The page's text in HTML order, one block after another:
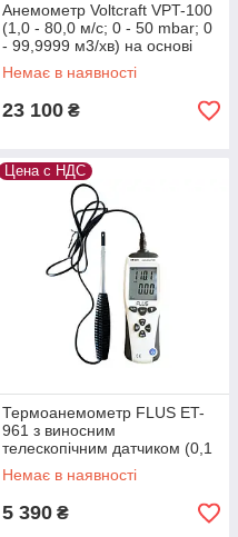
Анемометр Voltcraft VPT-100
(1,0 - 80,0 м/с; 0 - 50 mbar; 0
- 99,9999 м3/хв) на основі
трубки Піто. Німеччина
Немає в наявності
23 100 ₴
Цена с НДС
Термоанемометр FLUS ET-
961 з виносним
телескопічним датчиком (0,1
— 35 м/с; 0-99999 м3/мин; 0
- 50 С) в Кейсе
Немає в наявності
5 390 ₴